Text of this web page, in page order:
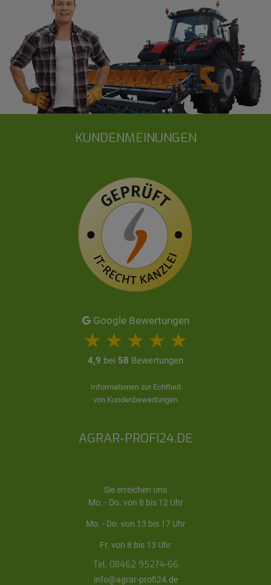
KUNDENMEINUNGEN
Google Bewertungen
4,9 bei 58 Bewertungen
Informationen zur Echtheit
von Kundenbewertungen
AGRAR-PROFI24.DE
Sie erreichen uns
Mo. - Do. von 8 bis 12 Uhr
Mo. - Do. von 13 bis 17 Uhr
Fr. von 8 bis 13 Uhr
Tel. 08462 95274-66
info@agrar-profi24.de